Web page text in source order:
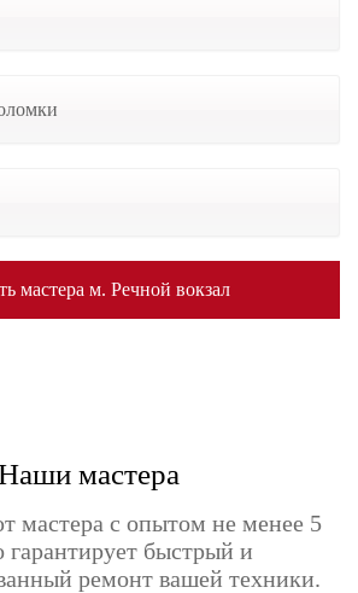
мастера м. Речной вокзал
мастера
мастера с опытом не менее 5
гарантирует быстрый и
ремонт вашей техники.